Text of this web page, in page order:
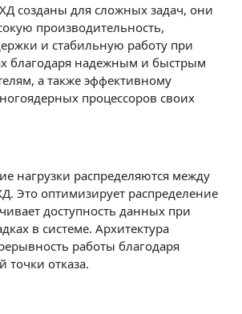
созданы для сложных задач, они
производительность,
и стабильную работу при
благодаря надежным и быстрым
а также эффективному
процессоров своих
нагрузки распределяются между
Это оптимизирует распределение
доступность данных при
в системе. Архитектура
работы благодаря
точки отказа.